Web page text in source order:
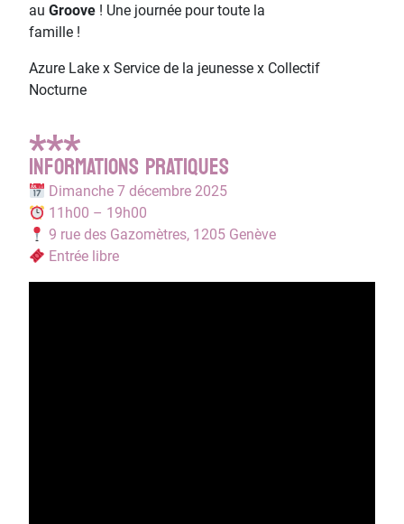
au Groove ! Une journée pour toute la
famille !
Azure Lake x Service de la jeunesse x Collectif
Nocturne
***
INFORMATIONS PRATIQUES
Dimanche 7 décembre 2025
11h00 – 19h00
9 rue des Gazomètres, 1205 Genève
Entrée libre